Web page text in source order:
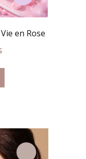
en Rose